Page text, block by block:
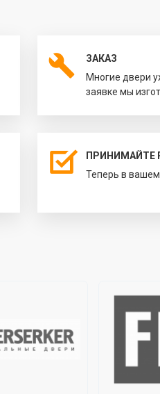
ЗАКАЗ
Многие двери
заявке мы
ПРИНИМАЙТЕ
Теперь в вашем